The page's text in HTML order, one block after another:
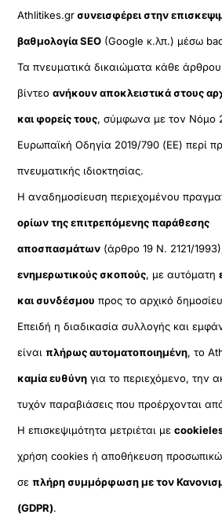
Athlitikes.grσυνεισφέρει στην
βαθμολογία SEO (Google κ.λπ.) μέσω
Τα πνευματικά δικαιώματα κάθε
βίντεοανήκουν αποκλειστικά στους
και φορείς τους, σύμφωνα με τον Νόμο
Ευρωπαϊκή Οδηγία 2019/790 (ΕΕ) περί
πνευματικής ιδιοκτησίας.
Η αναδημοσίευση περιεχομένου
ορίων της επιτρεπόμενης παράθεσης
αποσπασμάτων (άρθρο 19 Ν. 2121/
ενημερωτικούς σκοπούς, με αυτόματη
και συνδέσμου προς το αρχικό
Επειδή η διαδικασία συλλογής και
είναιπλήρως αυτοματοποιημένη, το
καμία ευθύνη για το περιεχόμενο, την
τυχόν παραβιάσεις που προέρχονται από
Η επισκεψιμότητα μετριέται με
χρήση cookies ή αποθήκευση
σεπλήρη συμμόρφωση με τον
(GDPR).